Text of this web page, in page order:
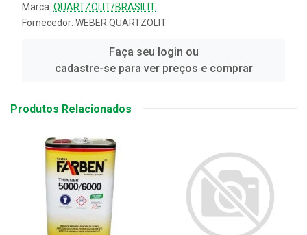
Marca: QUARTZOLIT/BRASILIT
Fornecedor: WEBER QUARTZOLIT
Faça seu login ou
cadastre-se para ver preços e comprar
Produtos Relacionados